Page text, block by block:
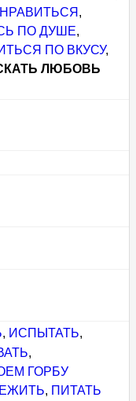
,
ПО ДУШЕ,
ПО ВКУСУ,
ЛЮБОВЬ
, ИСПЫТАТЬ,
,
ГОРБУ
, ПИТАТЬ